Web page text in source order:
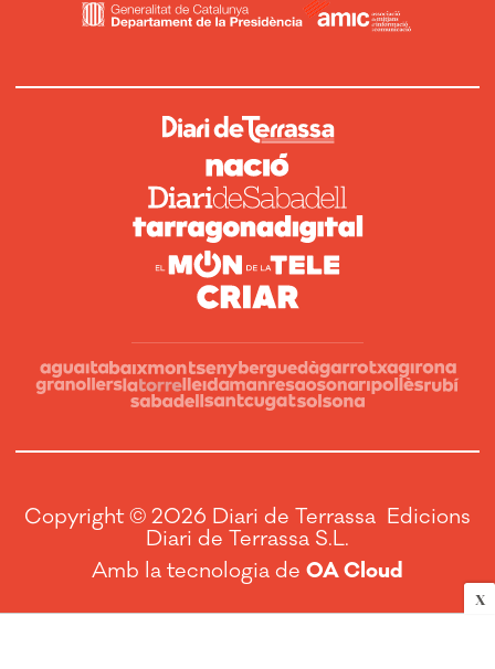
X
Copyright © 2026 Diari de Terrassa Edicions
Diari de Terrassa S.L.
Amb la tecnologia de OA Cloud